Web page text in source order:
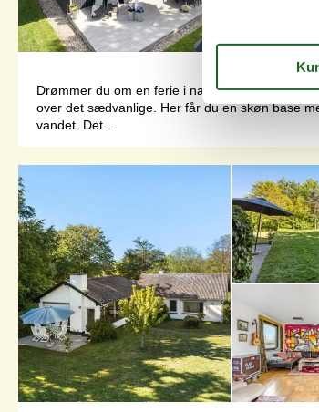
Drømmer du om en ferie i naturskønne
over det sædvanlige. Her får du en skøn base
vandet. Det...